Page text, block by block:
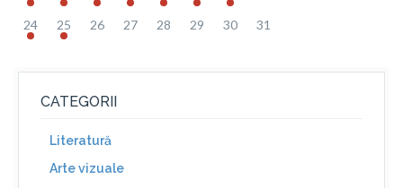
24 25 26 27 28 29 30 31
CATEGORII
Literatură
Arte vizuale